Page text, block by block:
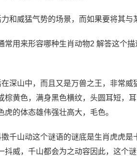
和威猛气势的场景，而如果要将其与
常用来形容哪种生肖动物2 解答这个
深山中，而且又是万兽之王，非常
棕黄色，满身黑色横纹，头圆耳短，
的体态雄伟强壮高大，毛色。
千山动这个谜语的谜底是生肖虎虎
威，千山都会为之动容因此，这个